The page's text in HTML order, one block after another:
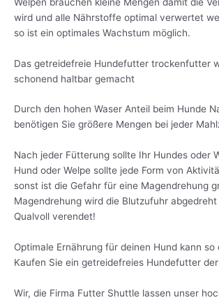
wird und alle Nährstoffe optimal verwertet
so ist ein optimales Wachstum möglich.
Das getreidefreie Hundefutter trockenfutter
schonend haltbar gemacht
Durch den hohen Waser Anteil beim Hunde
benötigen Sie größere Mengen bei jeder
Nach jeder Fütterung sollte Ihr Hundes oder
Hund oder Welpe sollte jede Form von
sonst ist die Gefahr für eine Magendrehung
Magendrehung wird die Blutzufuhr
Qualvoll verendet!
Optimale Ernährung für deinen Hund kann so
Kaufen Sie ein getreidefreies Hundefutter
Wir, die Firma Futter Shuttle lassen unser